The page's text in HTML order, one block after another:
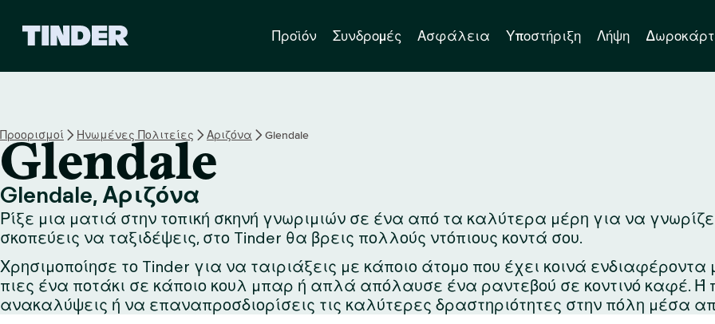
σ
ε
λ
δ
α
T
i
n
d
e
Προϊόν Συνδρομές Ασφάλεια Υποστήριξη Λήψη
Προορισμοί Ηνωμένες Πολιτείες Αριζόνα Glendale
Glendale
Glendale, Αριζόνα
Ρίξε μια ματιά στην τοπική σκηνή γνωριμιών σε ένα από τα καλύτερα μέρη για να
σκοπεύεις να ταξιδέψεις, στο Tinder θα βρεις πολλούς ντόπιους κοντά σου.
Χρησιμοποίησε το Tinder για να ταιριάξεις με κάποιο άτομο που έχει κοινά
πιες ένα ποτάκι σε κάποιο κουλ μπαρ ή απλά απόλαυσε ένα ραντεβού σε κοντινό καφέ.
ανακαλύψεις ή να επαναπροσδιορίσεις τις καλύτερες δραστηριότητες στην πόλη μέσα